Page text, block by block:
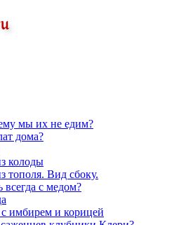
мы их не едим?
дома?
колоды
тополя. Вид сбоку.
всегда с медом?
имбирем и корицей